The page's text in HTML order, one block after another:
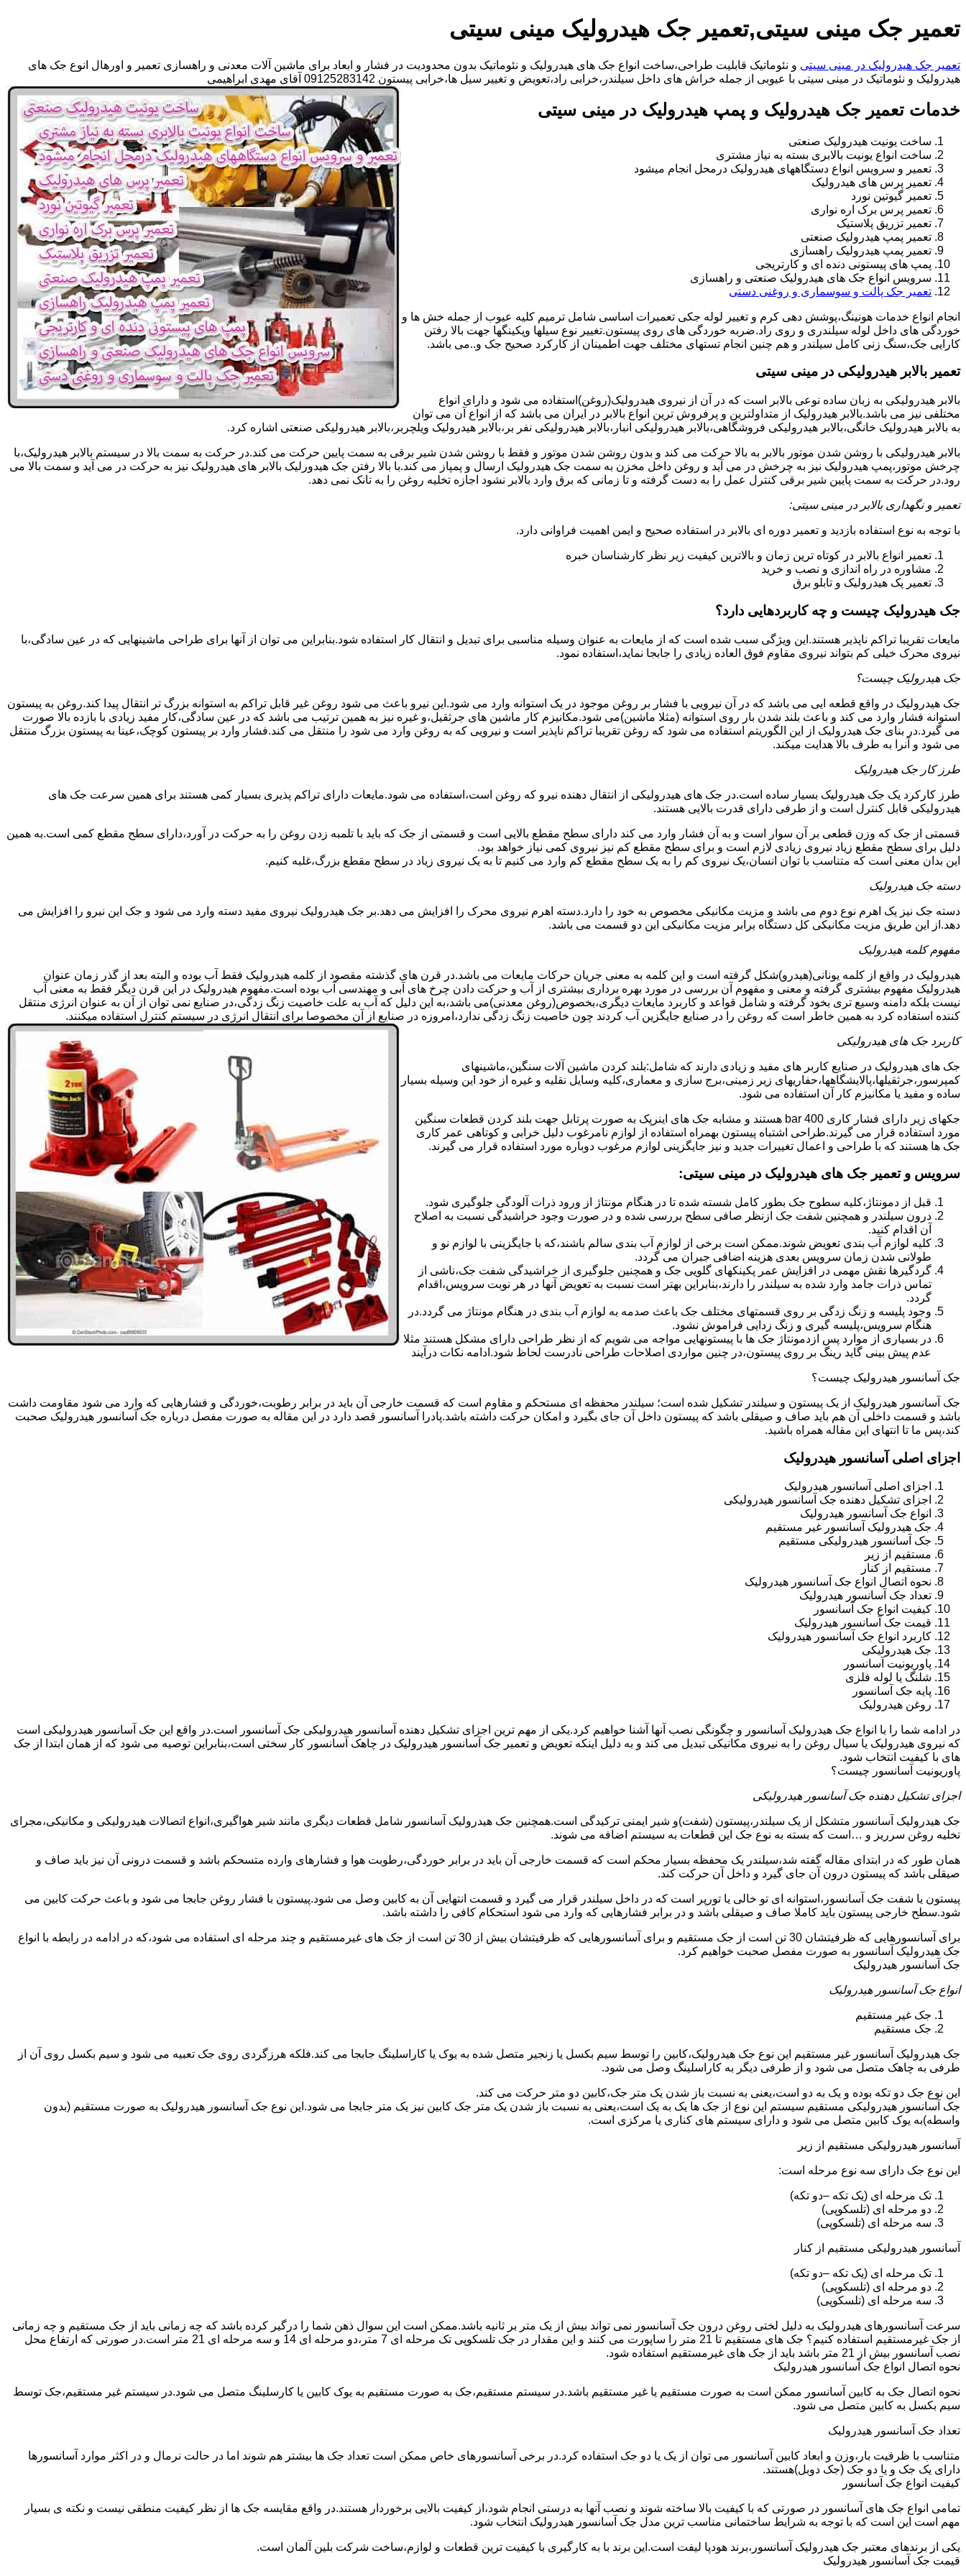
تعمیر جک مینی سیتی,تعمیر جک هیدرولیک مینی سیتی
تعمیر جک هیدرولیک در مینی سیتی و نئوماتیک قابلیت طراحی،ساخت انواع جک های هیدرولیک و نئوماتیک بدون محدودیت در فشار و ابعاد برای ماشین آلات معدنی و راهسازی تعمیر و اورهال انوع جک های
هیدرولیک و نئوماتیک در مینی سیتی با عیوبی از جمله خراش های داخل سیلندر،خرابی راد،تعویض و تغییر سیل ها،خرابی پیستون 09125283142 آقای مهدی ابراهیمی
خدمات تعمیر جک هیدرولیک و پمپ هیدرولیک در مینی سیتی
ساخت یونیت هیدرولیک صنعتی
ساخت انواع یونیت بالابری بسته به نیاز مشتری
تعمیر و سرویس انواع دستگاههای هیدرولیک درمحل انجام میشود
تعمیر پرس های هیدرولیک
تعمیر گیوتین نورد
تعمیر پرس برک اره نواری
تعمیر تزریق پلاستیک
تعمیر پمپ هیدرولیک صنعتی
تعمیر پمپ هیدرولیک راهسازی
پمپ های پیستونی دنده ای و کارتریجی
سرویس انواع جک های هیدرولیک صنعتی و راهسازی
تعمیر جک پالت و سوسماری و روغنی دستی
انجام انواع خدمات هونینگ،پوشش دهی کرم و تغییر لوله جکی تعمیرات اساسی شامل ترمیم کلیه عیوب از جمله خش ها و
خوردگی های داخل لوله سیلندری و روی راد.ضربه خوردگی های روی پیستون.تغییر نوع سیلها وپکینگها جهت بالا رفتن
کارایی جک،سنگ زنی کامل سیلندر و هم چنین انجام تستهای مختلف جهت اطمینان از کارکرد صحیح جک و..می باشد.
تعمیر بالابر هیدرولیکی در مینی سیتی
بالابر هیدرولیکی به زبان ساده نوعی بالابر است که در آن از نیروی هیدرولیک(روغن)استفاده می شود و دارای انواع
مختلفی نیز می باشد.بالابر هیدرولیک از متداولترین و پرفروش ترین انواع بالابر در ایران می باشد که از انواع آن می توان
به بالابر هیدرولیک خانگی،بالابر هیدرولیکی فروشگاهی،بالابر هیدرولیکی انبار،بالابر هیدرولیکی نفر بر،بالابر هیدرولیک ویلچربر،بالابر هیدرولیکی صنعتی اشاره کرد.
بالابر هیدرولیکی با روشن شدن موتور بالابر به بالا حرکت می کند و بدون روشن شدن موتور و فقط با روشن شدن شیر برقی به سمت پایین حرکت می کند.در حرکت به سمت بالا در سیستم بالابر هیدرولیک،با
چرخش موتور،پمپ هیدرولیک نیز به چرخش در می آید و روغن داخل مخزن به سمت جک هیدرولیک ارسال و پمپاز می کند.با بالا رفتن جک هیدورلیک بالابر های هیدرولیک نیز به حرکت در می آید و سمت بالا می
رود.در حرکت به سمت پایین شیر برقی کنترل عمل را به دست گرفته و تا زمانی که برق وارد بالابر نشود اجازه تخلیه روغن را به تانک نمی دهد.
تعمیر و نگهداری بالابر در مینی سیتی:
با توجه به نوع استفاده بازدید و تعمیر دوره ای بالابر در استفاده صحیح و ایمن اهمیت فراوانی دارد.
تعمیر انواع بالابر در کوتاه ترین زمان و بالاترین کیفیت زیر نظر کارشناسان خبره
مشاوره در راه اندازی و نصب و خرید
تعمیر پک هیدرولیک و تابلو برق
جک هیدرولیک چیست و چه کاربردهایی دارد؟
مایعات تقریبا تراکم ناپذیر هستند.این ویژگی سبب شده است که از مایعات به عنوان وسیله مناسبی برای تبدیل و انتقال کار استفاده شود.بنابراین می توان از آنها برای طراحی ماشینهایی که در عین سادگی،با
نیروی محرک خیلی کم بتواند نیروی مقاوم فوق العاده زیادی را جابجا نماید،استفاده نمود.
جک هیدرولیک چیست؟
جک هیدرولیک در واقع قطعه ایی می باشد که در آن نیرویی با فشار بر روغن موجود در یک استوانه وارد می شود.این نیرو باعث می شود روغن غیر قابل تراکم به استوانه بزرگ تر انتقال پیدا کند.روغن به پیستون
استوانه فشار وارد می کند و باعث بلند شدن بار روی استوانه (مثلا ماشین)می شود.مکانیزم کار ماشین های جرثقیل،و غیره نیز به همین ترتیب می باشد که در عین سادگی،کار مفید زیادی با بازده بالا صورت
می گیرد.در بنای جک هیدرولیک از این الگوریتم استفاده می شود که روغن تقریبا تراکم ناپذیر است و نیرویی که به روغن وارد می شود را منتقل می کند.فشار وارد بر پیستون کوچک،عینا به پیستون بزرگ منتقل
می شود و آنرا به طرف بالا هدایت میکند.
طرز کار جک هیدرولیک
طرز کارکرد یک جک هیدرولیک بسیار ساده است.در جک های هیدرولیکی از انتقال دهنده نیرو که روغن است،استفاده می شود.مایعات دارای تراکم پذیری بسیار کمی هستند برای همین سرعت جک های
هیدرولیکی قابل کنترل است و از طرفی دارای قدرت بالایی هستند.
قسمتی از جک که وزن قطعی بر آن سوار است و به آن فشار وارد می کند دارای سطح مقطع بالایی است و قسمتی از جک که باید با تلمبه زدن روغن را به حرکت در آورد،دارای سطح مقطع کمی است.به همین
دلیل برای سطح مقطع زیاد نیروی زیادی لازم است و برای سطح مقطع کم نیز نیروی کمی نیاز خواهد بود.
این بدان معنی است که متناسب با توان انسان،یک نیروی کم را به یک سطح مقطع کم وارد می کنیم تا به یک نیروی زیاد در سطح مقطع بزرگ،غلبه کنیم.
دسته جک هیدرولیک
دسته جک نیز یک اهرم نوع دوم می باشد و مزیت مکانیکی مخصوص به خود را دارد.دسته اهرم نیروی محرک را افزایش می دهد.بر جک هیدرولیک نیروی مفید دسته وارد می شود و جک این نیرو را افزایش می
دهد.از این طریق مزیت مکانیکی کل دستگاه برابر مزیت مکانیکی این دو قسمت می باشد.
مفهوم کلمه هیدرولیک
هیدرولیک در واقع از کلمه یونانی(هیدرو)شکل گرفته است و این کلمه به معنی جریان حرکات مایعات می باشد.در قرن های گذشته مقصود از کلمه هیدرولیک فقط آب بوده و البته بعد از گذر زمان عنوان
هیدرولیک مفهوم بیشتری گرفته و معنی و مفهوم آن بررسی در مورد بهره برداری بیشتری از آب و حرکت دادن چرخ های آبی و مهندسی آب بوده است.مفهوم هیدرولیک در این قرن دیگر فقط به معنی آب
نیست بلکه دامنه وسیع تری بخود گرفته و شامل قواعد و کاربرد مایعات دیگری،بخصوص(روغن معدنی)می باشد،به این دلیل که آب به علت خاصیت زنگ زدگی،در صنایع نمی توان از آن به عنوان انرژی منتقل
کننده استفاده کرد به همین خاطر است که روغن را در صنایع جایگزین آب کردند چون خاصیت زنگ زدگی ندارد،امروزه در صنایع از آن مخصوصا برای انتقال انرژی در سیستم کنترل استفاده میکنند.
کاربرد جک های هیدرولیکی
جک های هیدرولیک در صنایع کاربر های مفید و زیادی دارند که شامل:بلند کردن ماشین آلات سنگین،ماشینهای
کمپرسور،جرثقیلها،پالایشگاهها،حفاریهای زیر زمینی،برج سازی و معماری،کلیه وسایل نقلیه و غیره از خود این وسیله بسیار
ساده و مفید یا مکانیزم کار آن استفاده می شود.
جکهای زیر دارای فشار کاری 400 bar هستند و مشابه جک های اینرپک به صورت پرتابل جهت بلند کردن قطعات سنگین
مورد استفاده قرار می گیرند.طراحی اشتباه پیستون بهمراه استفاده از لوازم نامرغوب دلیل خرابی و کوتاهی عمر کاری
جک ها هستند که با طراحی و اعمال تغییرات جدید و نیز جایگزینی لوازم مرغوب دوباره مورد استفاده قرار می گیرند.
سرویس و تعمیر جک های هیدرولیک در مینی سیتی:
قبل از دمونتاژ،کلیه سطوح جک بطور کامل شسته شده تا در هنگام مونتاژ از ورود ذرات آلودگی جلوگیری شود.
درون سیلندر و همچنین شفت جک ازنظر صافی سطح بررسی شده و در صورت وجود خراشیدگی نسبت به اصلاح
آن اقدام کنید.
کلیه لوازم آب بندی تعویض شوند.ممکن است برخی از لوازم آب بندی سالم باشند،که با جایگزینی با لوازم نو و
طولانی شدن زمان سرویس بعدی هزینه اضافی جبران می گردد.
گردگیرها نقش مهمی در افزایش عمر پکینکهای گلویی جک و همچنین جلوگیری از خراشیدگی شفت جک،ناشی از
تماس ذرات جامد وارد شده به سیلندر را دارند،بنابراین بهتر است نسبت به تعویض آنها در هر نوبت سرویس،اقدام
گردد.
وجود پلیسه و زنگ زدگی بر روی قسمتهای مختلف جک باعث صدمه به لوازم آب بندی در هنگام مونتاژ می گردد.در
هنگام سرویس،پلیسه گیری و زنگ زدایی فراموش نشود.
در بسیاری از موارد پس ازدمونتاژ جک ها با پیستونهایی مواجه می شویم که از نظر طراحی دارای مشکل هستند مثلا
عدم پیش بینی گاید رینگ بر روی پیستون،در چنین مواردی اصلاحات طراحی نادرست لحاظ شود.ادامه نکات درآیند
جک آسانسور هیدرولیک چیست؟
جک آسانسور هیدرولیک از یک پیستون و سیلندر تشکیل شده است؛ سیلندر محفظه ای مستحکم و مقاوم است که قسمت خارجی آن باید در برابر رطوبت،خوردگی و فشارهایی که وارد می شود مقاومت داشت
باشد و قسمت داخلی آن هم باید صاف و صیقلی باشد که پیستون داخل آن جای بگیرد و امکان حرکت داشته باشد.پادرا آسانسور قصد دارد در این مقاله به صورت مفصل درباره جک آسانسور هیدرولیک صحبت
کند،پس ما تا انتهای این مقاله همراه باشید.
اجزای اصلی آسانسور هیدرولیک
اجزای اصلی آسانسور هیدرولیک
اجزای تشکیل دهنده جک آسانسور هیدرولیکی
انواع جک آسانسور هیدرولیک
جک هیدرولیک آسانسور غیر مستقیم
جک آسانسور هیدرولیکی مستقیم
مستقیم از زیر
مستقیم از کنار
نحوه اتصال انواع جک آسانسور هیدرولیک
تعداد جک آسانسور هیدرولیک
کیفیت انواع جک آسانسور
قیمت جک آسانسور هیدرولیک
کاربرد انواع جک آسانسور هیدرولیک
جک هیدرولیکی
پاوریونیت آسانسور
شلنگ یا لوله فلزی
پایه جک آسانسور
روغن هیدرولیک
در ادامه شما را با انواع جک هیدرولیک آسانسور و چگونگی نصب آنها آشنا خواهیم کرد.یکی از مهم ترین اجزای تشکیل دهنده آسانسور هیدرولیکی جک آسانسور است.در واقع این جک آسانسور هیدرولیکی است
که نیروی هیدرولیک یا سیال روغن را به نیروی مکانیکی تبدیل می کند و به دلیل اینکه تعویض و تعمیر جک آسانسور هیدرولیک در چاهک آسانسور کار سختی است،بنابراین توصیه می شود که از همان ابتدا از جک
های با کیفیت انتخاب شود.
پاوریونیت آسانسور چیست؟
اجزای تشکیل دهنده جک آسانسور هیدرولیکی
جک هیدرولیک آسانسور متشکل از یک سیلندر،پیستون (شفت)و شیر ایمنی ترکیدگی است.همچنین جک هیدرولیک آسانسور شامل قطعات دیگری مانند شیر هواگیری،انواع اتصالات هیدرولیکی و مکانیکی،مجرای
تخلیه روغن سرریز و …است که بسته به نوع جک این قطعات به سیستم اضافه می شوند.
همان طور که در ابتدای مقاله گفته شد،سیلندر یک محفظه بسیار محکم است که قسمت خارجی آن باید در برابر خوردگی،رطوبت هوا و فشارهای وارده متسحکم باشد و قسمت درونی آن نیز باید صاف و
صیقلی باشد که پیستون درون آن جای گیرد و داخل آن حرکت کند.
پیستون یا شفت جک آسانسور،استوانه ای تو خالی یا تورپر است که در داخل سیلندر قرار می گیرد و قسمت انتهایی آن به کابین وصل می شود.پیستون با فشار روغن جابجا می شود و باعث حرکت کابین می
شود.سطح خارجی پیستون باید کاملا صاف و صیقلی باشد و در برابر فشارهایی که وارد می شود استحکام کافی را داشته باشد.
برای آسانسورهایی که ظرفیتشان 30 تن است از جک مستقیم و برای آسانسورهایی که ظرفیتشان بیش از 30 تن است از جک های غیرمستقیم و چند مرحله ای استفاده می شود،که در ادامه در رابطه با انواع
جک هیدرولیک آسانسور به صورت مفصل صحبت خواهیم کرد.
جک آسانسور هیدرولیک
انواع جک آسانسور هیدرولیک
جک غیر مستقیم
جک مستقیم
جک هیدرولیک آسانسور غیر مستقیم این نوع جک هیدرولیک،کابین را توسط سیم بکسل یا زنجیر متصل شده به یوک یا کاراسلینگ جابجا می کند.فلکه هرزگردی روی جک تعبیه می شود و سیم بکسل روی آن از
طرفی به چاهک متصل می شود و از طرفی دیگر به کاراسلینگ وصل می شود.
این نوع جک دو تکه بوده و یک به دو است،یعنی به نسبت باز شدن یک متر جک،کابین دو متر حرکت می کند.
جک آسانسور هیدرولیکی مستقیم سیستم این نوع از جک ها یک به یک است،یعنی به نسبت باز شدن یک متر جک کابین نیز یک متر جابجا می شود.این نوع جک آسانسور هیدرولیک به صورت مستقیم (بدون
واسطه)به یوک کابین متصل می شود و دارای سیستم های کناری یا مرکزی است.
آسانسور هیدرولیکی مستقیم از زیر
این نوع جک دارای سه نوع مرحله است:
تک مرحله ای (یک تکه –دو تکه)
دو مرحله ای (تلسکوپی)
سه مرحله ای (تلسکوپی)
آسانسور هیدرولیکی مستقیم از کنار
تک مرحله ای (یک تکه –دو تکه)
دو مرحله ای (تلسکوپی)
سه مرحله ای (تلسکوپی)
سرعت آسانسورهای هیدرولیک به دلیل لختی روغن درون جک آسانسور نمی تواند بیش از یک متر بر ثانیه باشد.ممکن است این سوال ذهن شما را درگیر کرده باشد که چه زمانی باید از جک مستقیم و چه زمانی
از جک غیرمستقیم استفاده کنیم؟ جک های مستقیم تا 21 متر را ساپورت می کنند و این مقدار در جک تلسکوپی تک مرحله ای 7 متر،دو مرحله ای 14 و سه مرحله ای 21 متر است.در صورتی که ارتفاع محل
نصب آسانسور بیش از 21 متر باشد باید از جک های غیرمستقیم استفاده شود.
نحوه اتصال انواع جک آسانسور هیدرولیک
نحوه اتصال جک به کابین آسانسور ممکن است به صورت مستقیم یا غیر مستقیم باشد.در سیستم مستقیم،جک به صورت مستقیم به یوک کابین یا کارسلینگ متصل می شود.در سیستم غیر مستقیم،جک توسط
سیم بکسل به کابین متصل می شود.
تعداد جک آسانسور هیدرولیک
متناسب با ظرفیت بار،وزن و ابعاد کابین آسانسور می توان از یک یا دو جک استفاده کرد.در برخی آسانسورهای خاص ممکن است تعداد جک ها بیشتر هم شوند اما در حالت نرمال و در اکثر موارد آسانسورها
دارای یک جک و یا دو جک (جک دوبل)هستند.
کیفیت انواع جک آسانسور
تمامی انواع جک های آسانسور در صورتی که با کیفیت بالا ساخته شوند و نصب آنها به درستی انجام شود،از کیفیت بالایی برخوردار هستند.در واقع مقایسه جک ها از نظر کیفیت منطقی نیست و نکته ی بسیار
مهم است این است که با توجه به شرایط ساختمانی مناسب ترین مدل جک آسانسور هیدرولیک انتخاب شود.
یکی از برندهای معتبر جک هیدرولیک آسانسور،برند هودپا لیفت است.این برند با به کارگیری با کیفیت ترین قطعات و لوازم،ساخت شرکت بلین آلمان است.
قیمت جک آسانسور هیدرولیک